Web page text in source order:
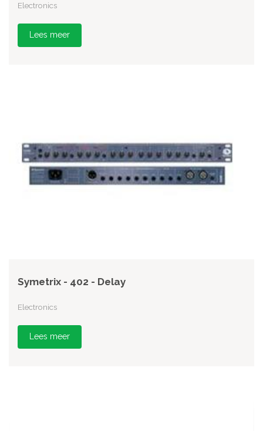
Electronics
Lees meer
Symetrix - 402 - Delay
Electronics
Lees meer